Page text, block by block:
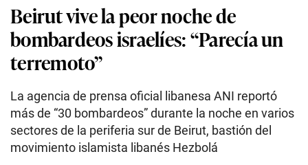
Beirut vive la peor noche de
bombardeos israelíes: “Parecía un
terremoto”
La agencia de prensa oficial libanesa ANI reportó
más de “30 bombardeos” durante la noche en varios
sectores de la periferia sur de Beirut, bastión del
movimiento islamista libanés Hezbolá